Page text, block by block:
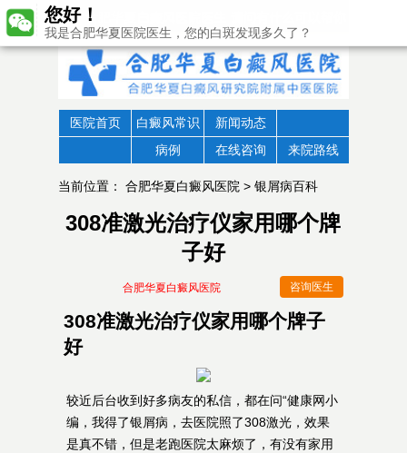
医院首页 白癜风常识
新闻动态
病例
在线咨询 来院路线
当前位置： 合肥华夏白癜风医院 > 银屑病百科
308准激光治疗仪家用哪个牌
子好
合肥华夏白癜风医院 咨询医生
308准激光治疗仪家用哪个牌子
好
较近后台收到好多病友的私信，都在问“健康网小
编，我得了银屑病，去医院照了308激光，效果
是真不错，但是老跑医院太麻烦了，有没有家用
您好！
我是合肥华夏医院医生，您的白斑发现多久了？